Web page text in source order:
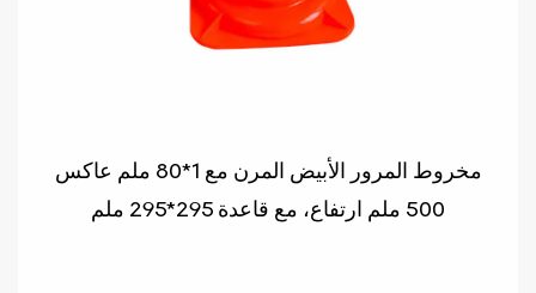
مخروط المرور الأبيض المرن مع 1*80 ملم عاكس
500 ملم ارتفاع، مع قاعدة 295*295 ملم